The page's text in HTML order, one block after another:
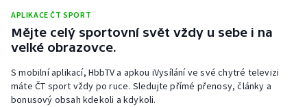
Plážový volejbal
Rychlobruslení
APLIKACE ČT SPORT
Mějte celý sportovní svět vždy u sebe i na
velké obrazovce.
S mobilní aplikací, HbbTV a apkou iVysílání ve své chytré televizi
máte ČT sport vždy po ruce. Sledujte přímé přenosy, články a
bonusový obsah kdekoli a kdykoli.